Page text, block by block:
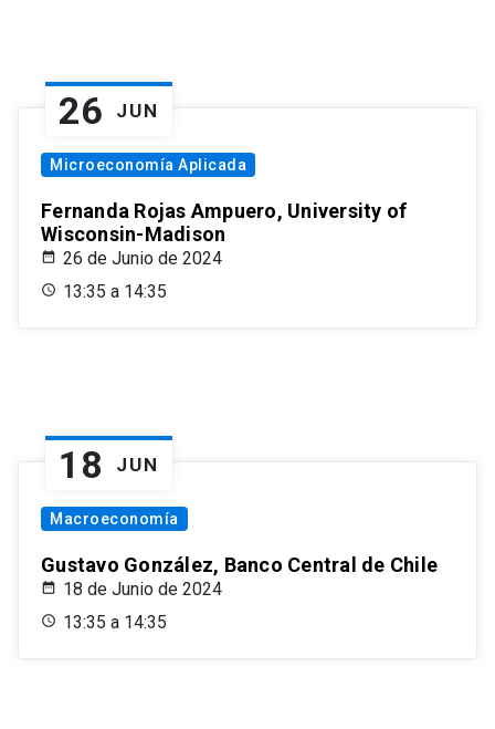
26 JUN
Microeconomía Aplicada
Fernanda Rojas Ampuero, University of
Wisconsin-Madison
26 de Junio de 2024
13:35 a 14:35
18 JUN
Macroeconomía
Gustavo González, Banco Central de Chile
18 de Junio de 2024
13:35 a 14:35